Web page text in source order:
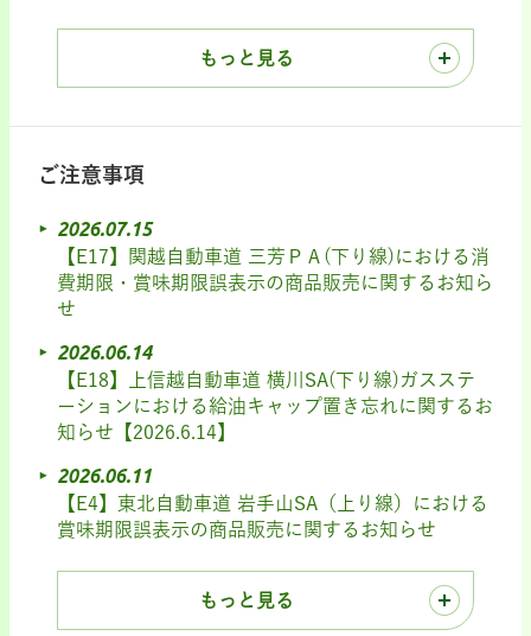
もっと見る
ご注意事項
2026.07.15
【E17】関越自動車道 三芳ＰＡ(下り線)における消
費期限・賞味期限誤表示の商品販売に関するお知ら
せ
2026.06.14
【E18】上信越自動車道 横川SA(下り線)ガスステ
ーションにおける給油キャップ置き忘れに関するお
知らせ【2026.6.14】
2026.06.11
【E4】東北自動車道 岩手山SA（上り線）における
賞味期限誤表示の商品販売に関するお知らせ
もっと見る